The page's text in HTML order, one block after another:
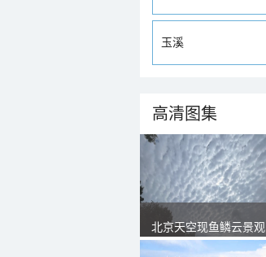
玉溪
高清图集
北京天空现鱼鳞云景观